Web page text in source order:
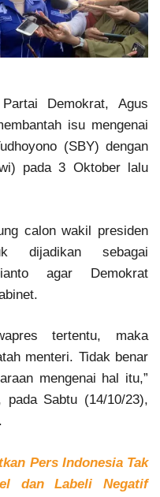
Demokrat, Agus
isu mengenai
(SBY) dengan
pada 3 Oktober lalu
calon wakil presiden
dijadikan sebagai
agar Demokrat
tertentu, maka
menteri. Tidak benar
mengenai hal itu,”
Sabtu (14/10/23),
Pers Indonesia Tak
dan Labeli Negatif